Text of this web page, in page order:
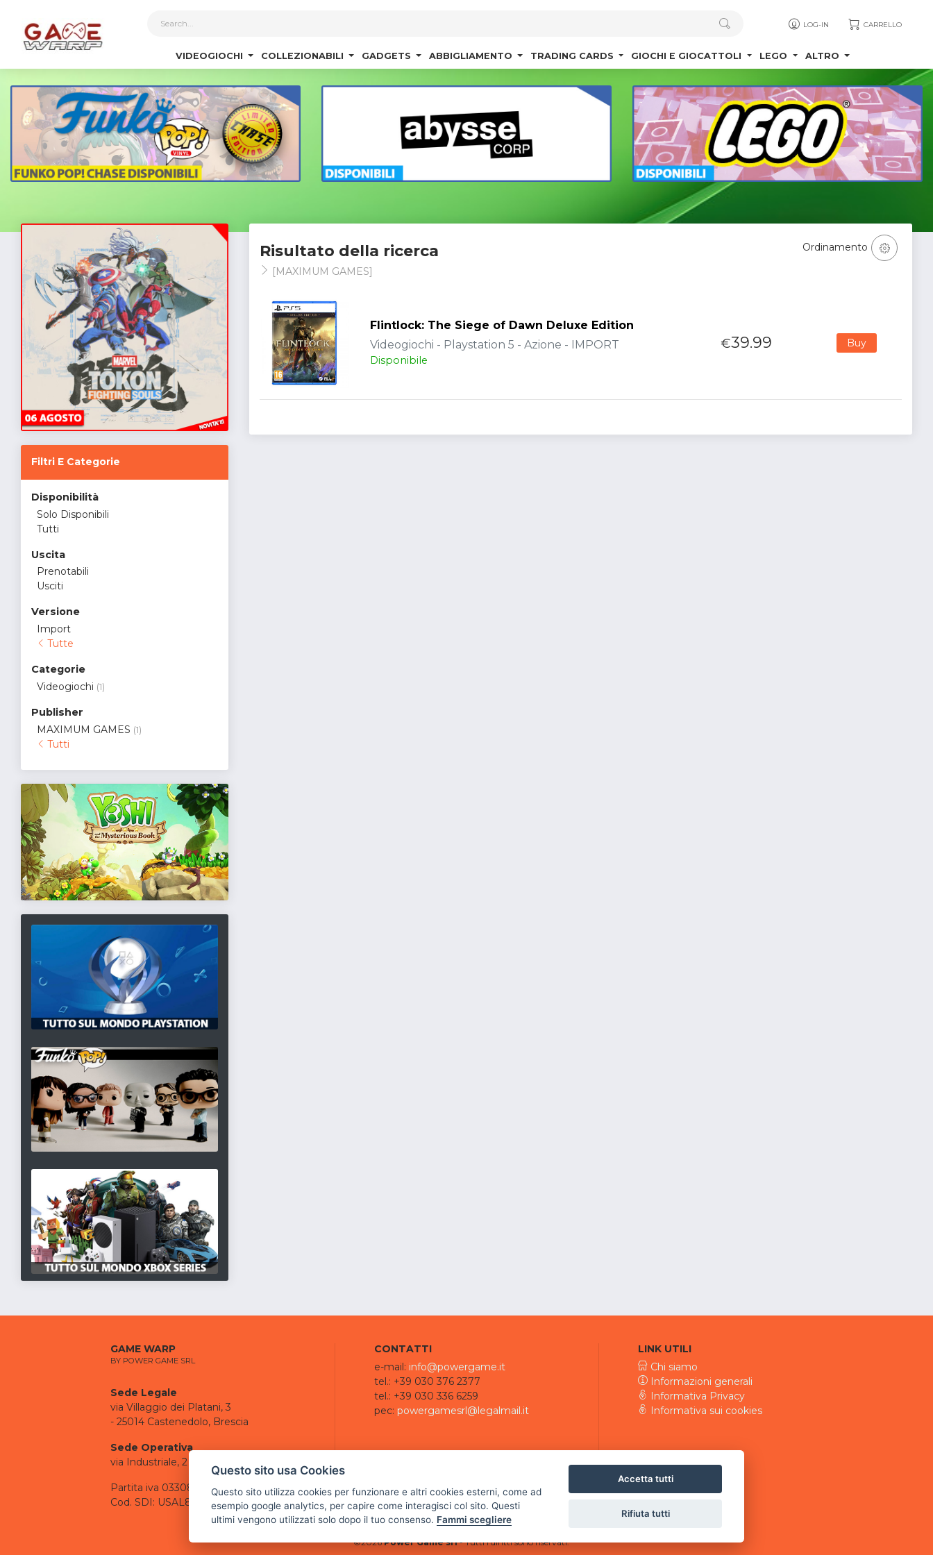
LOG-IN CARRELLO
VIDEOGIOCHI COLLEZIONABILI GADGETS ABBIGLIAMENTO TRADING CARDS GIOCHI E GIOCATTOLI LEGO ALTRO
Filtri E Categorie
Disponibilità
Solo Disponibili
Tutti
Uscita
Prenotabili
Usciti
Versione
Import
Tutte
Categorie
Videogiochi (1)
Publisher
MAXIMUM GAMES (1)
Tutti
Risultato della ricerca
[MAXIMUM GAMES]
Ordinamento
Flintlock: The Siege of Dawn Deluxe Edition
Videogiochi - Playstation 5 - Azione - IMPORT
Disponibile
€39.99 Buy
GAME WARP
BY POWER GAME SRL
Sede Legale
via Villaggio dei Platani, 3
- 25014 Castenedolo, Brescia
Sede Operativa
via Industriale, 2 - 25082 Botticino, BS
Partita iva 03308130982
Cod. SDI: USAL8PV
CONTATTI
e-mail: info@powergame.it
tel.: +39 030 376 2377
tel.: +39 030 336 6259
pec: powergamesrl@legalmail.it
LINK UTILI
Chi siamo
Informazioni generali
Informativa Privacy
Informativa sui cookies
©2026 Power Game srl- Tutti i diritti sono riservati.
Questo sito usa Cookies
Questo sito utilizza cookies per funzionare e altri cookies esterni, come ad
esempio google analytics, per capire come interagisci col sito. Questi
ultimi vengono utilizzati solo dopo il tuo consenso. Fammi scegliere
Accetta tutti
Rifiuta tutti